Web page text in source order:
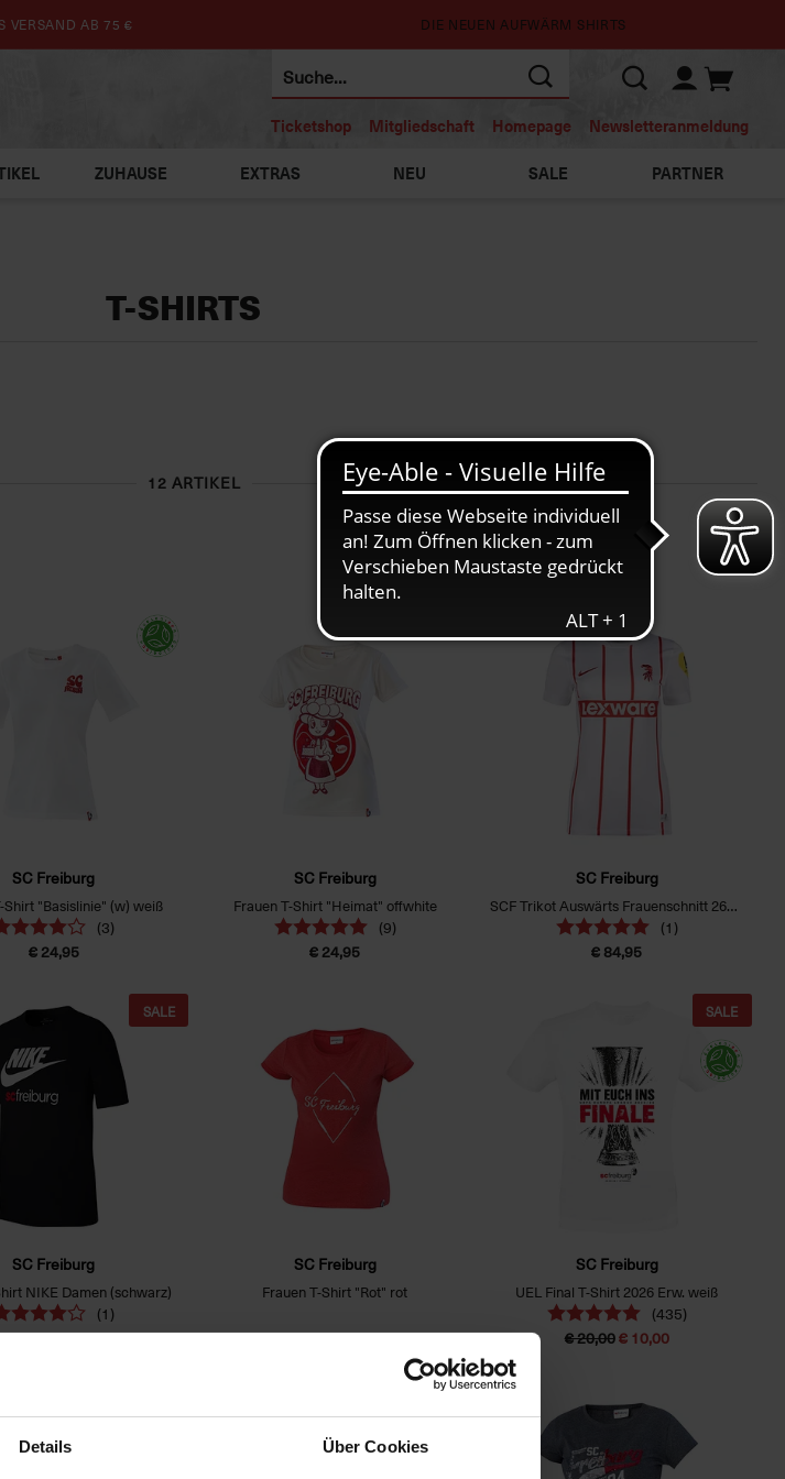
Details Über Cookies
VERSAND AB 75 € DIE NEUEN AUFWÄRM SHIRTS
Ticketshop Mitgliedschaft Homepage Newsletteranmeldung
ZUHAUSE EXTRAS NEU SALE PARTNER
T-SHIRTS
12 ARTIKEL
SC Freiburg
Shirt "Basislinie" (w) weiß
(3)
€ 24,95
SC Freiburg
Frauen T-Shirt "Heimat" offwhite
(9)
€ 24,95
SC Freiburg
SCF Trikot Auswärts Frauenschnitt 26/27 weiß
(1)
€ 84,95
SC Freiburg
NIKE Damen (schwarz)
(1)
€ 29,95€ 19,95
SALE
SC Freiburg
Frauen T-Shirt "Rot" rot
€ 24,95
SC Freiburg
UEL Final T-Shirt 2026 Erw. weiß
(435)
€ 20,00€ 10,00
SALE